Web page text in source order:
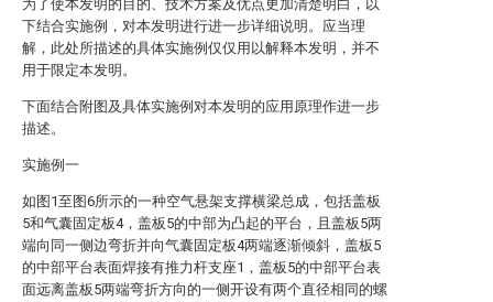
为了使本发明的目的、技术方案及优点更加清楚明白，以
下结合实施例，对本发明进行进一步详细说明。应当理
解，此处所描述的具体实施例仅仅用以解释本发明，并不
用于限定本发明。
下面结合附图及具体实施例对本发明的应用原理作进一步
描述。
实施例一
如图1至图6所示的一种空气悬架支撑横梁总成，包括盖板
5和气囊固定板4，盖板5的中部为凸起的平台，且盖板5两
端向同一侧边弯折并向气囊固定板4两端逐渐倾斜，盖板5
的中部平台表面焊接有推力杆支座1，盖板5的中部平台表
面远离盖板5两端弯折方向的一侧开设有两个直径相同的螺